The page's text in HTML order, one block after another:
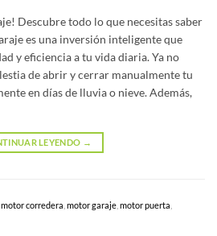
Descubre todo lo que necesitas saber
es una inversión inteligente que
y eficiencia a tu vida diaria. Ya no
de abrir y cerrar manualmente tu
en días de lluvia o nieve. Además,
LEYENDO →
motor corredera motor garaje motor puerta